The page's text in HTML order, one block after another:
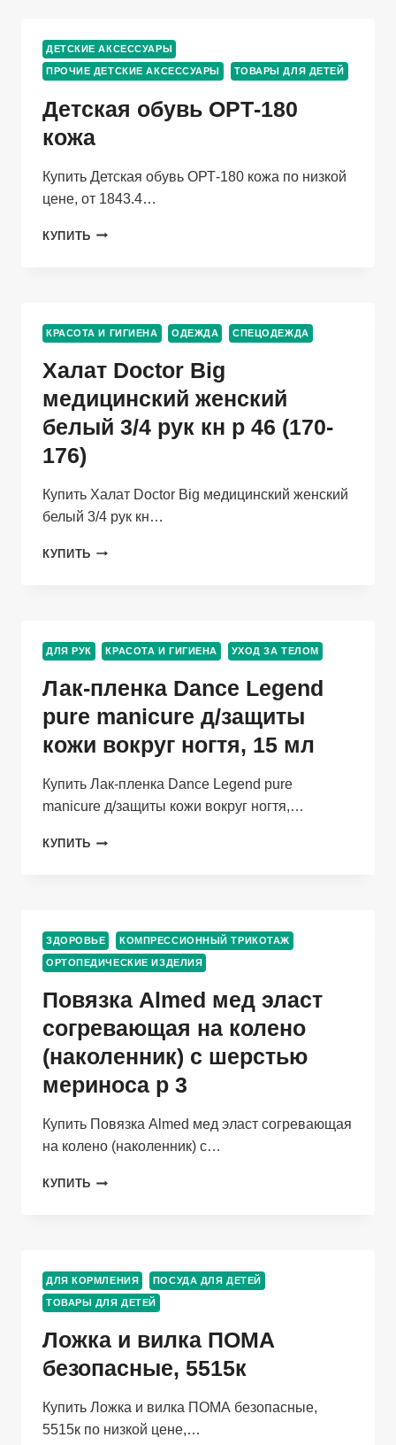
КРУПНЫХ
ПОРОД
СОБАК
ЛИТАЯ
ШИПАМИ
28
СМ
ДЕТСКИЕ АКСЕССУАРЫ
ПРОЧИЕ ДЕТСКИЕ АКСЕССУАРЫ ТОВАРЫ ДЛЯ ДЕТЕЙ
Детская обувь ОРТ-180
кожа
Купить Детская обувь ОРТ-180 кожа по низкой
цене, от 1843.4…
КУПИТЬ ДЕТСКАЯ
КРАСОТА И ГИГИЕНА ОДЕЖДА СПЕЦОДЕЖДА
Халат Doctor Big
медицинский женский
белый 3/4 рук кн р 46 (170-
176)
Купить Халат Doctor Big медицинский женский
белый 3/4 рук кн…
КУПИТЬ ХАЛАТ
3/4
КН
Р
46
(170-
ДЛЯ РУК КРАСОТА И ГИГИЕНА УХОД ЗА ТЕЛОМ
Лак-пленка Dance Legend
pure manicure д/защиты
кожи вокруг ногтя, 15 мл
Купить Лак-пленка Dance Legend pure
manicure д/защиты кожи вокруг ногтя,…
КУПИТЬ ЛАК-
Д/
ЗАЩИТЫ
ВОКРУГ
15
МЛ
ЗДОРОВЬЕ КОМПРЕССИОННЫЙ ТРИКОТАЖ
ОРТОПЕДИЧЕСКИЕ ИЗДЕЛИЯ
Повязка Almed мед эласт
согревающая на колено
(наколенник) с шерстью
мериноса р 3
Купить Повязка Almed мед эласт согревающая
на колено (наколенник) с…
КУПИТЬ ПОВЯЗКА
НА
КОЛЕНО
(НАКОЛЕННИК)
ШЕРСТЬЮ
Р
ДЛЯ КОРМЛЕНИЯ ПОСУДА ДЛЯ ДЕТЕЙ
ТОВАРЫ ДЛЯ ДЕТЕЙ
Ложка и вилка ПОМА
безопасные, 5515к
Купить Ложка и вилка ПОМА безопасные,
5515к по низкой цене,…